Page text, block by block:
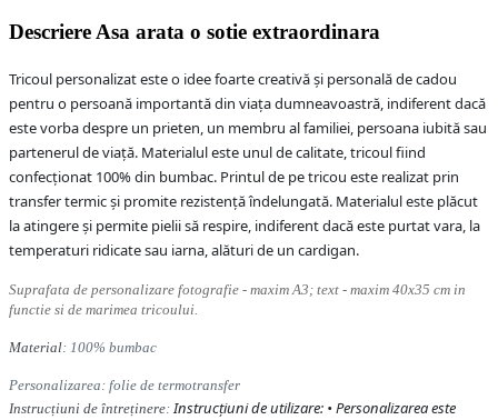
Descriere Asa arata o sotie extraordinara
Tricoul personalizat este o idee foarte creativă și personală de cadou
pentru o persoană importantă din viața dumneavoastră, indiferent dacă
este vorba despre un prieten, un membru al familiei, persoana iubită sau
partenerul de viață. Materialul este unul de calitate, tricoul fiind
confecționat 100% din bumbac. Printul de pe tricou este realizat prin
transfer termic și promite rezistență îndelungată. Materialul este plăcut
la atingere și permite pielii să respire, indiferent dacă este purtat vara, la
temperaturi ridicate sau iarna, alături de un cardigan.
Suprafata de personalizare fotografie - maxim A3; text - maxim 40x35 cm in
functie si de marimea tricoului.
Material: 100% bumbac
Personalizarea: folie de termotransfer
Instrucțiuni de întreținere: Instrucțiuni de utilizare: • Personalizarea este